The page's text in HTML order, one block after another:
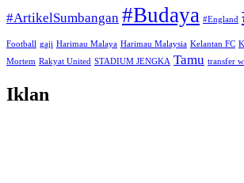
#ArtikelSumbangan #Budaya #England
Football gaji Harimau Malaya Harimau Malaysia Kelantan FC
Mortem Rakyat United STADIUM JENGKA Tamu transfer
Iklan